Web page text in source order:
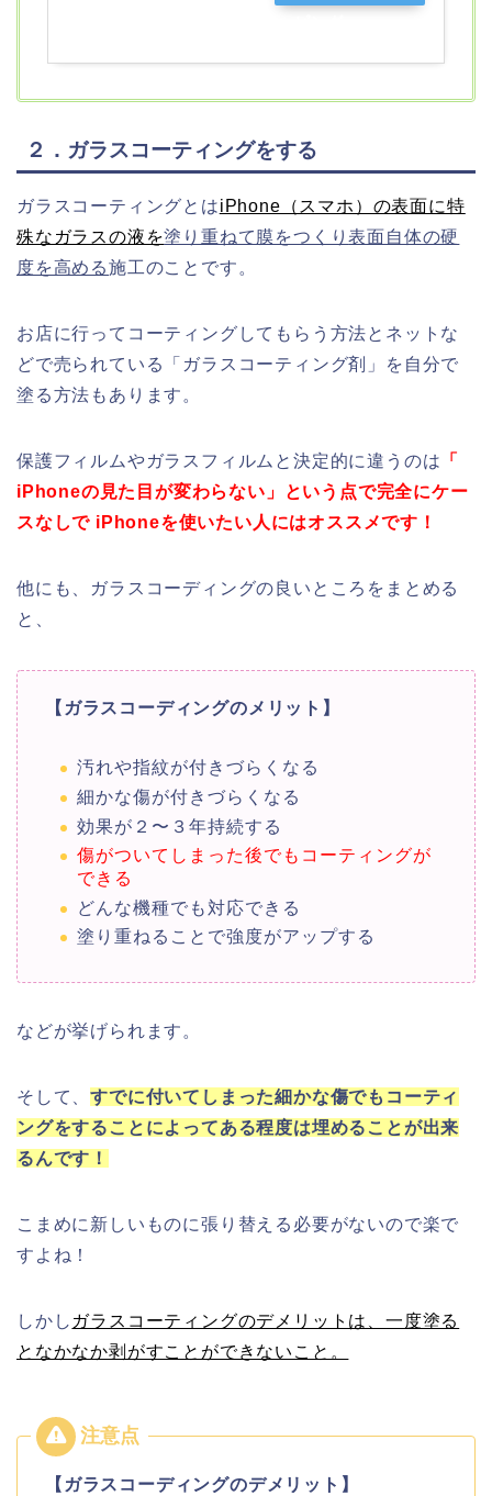
２．ガラスコーティングをする
ガラスコーティングとはiPhone（スマホ）の表面に特
殊なガラスの液を塗り重ねて膜をつくり表面自体の硬
度を高める施工のことです。
お店に行ってコーティングしてもらう方法とネットな
どで売られている「ガラスコーティング剤」を自分で
塗る方法もあります。
保護フィルムやガラスフィルムと決定的に違うのは 「
iPhoneの見た目が変わらない」という点で完全にケー
スなしで iPhoneを使いたい人にはオススメです！
他にも、ガラスコーディングの良いところをまとめる
と、
【ガラスコーディングのメリット】
汚れや指紋が付きづらくなる
細かな傷が付きづらくなる
効果が２〜３年持続する
傷がついてしまった後でもコーティングが
できる
どんな機種でも対応できる
塗り重ねることで強度がアップする
などが挙げられます。
そして、すでに付いてしまった細かな傷でも コーティ
ングをすることによってある程度は埋めることが出来
るんです！
こまめに新しいものに張り替える必要がないので楽で
すよね！
しかし ガラスコーティングのデメリットは、一度塗る
となかなか剥がすことができないこと。
【ガラスコーディングのデメリット】